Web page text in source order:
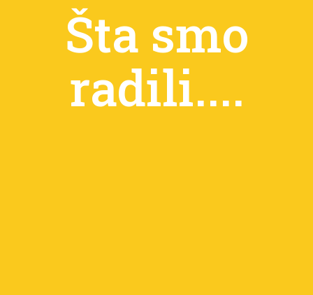
Šta smo
radili....